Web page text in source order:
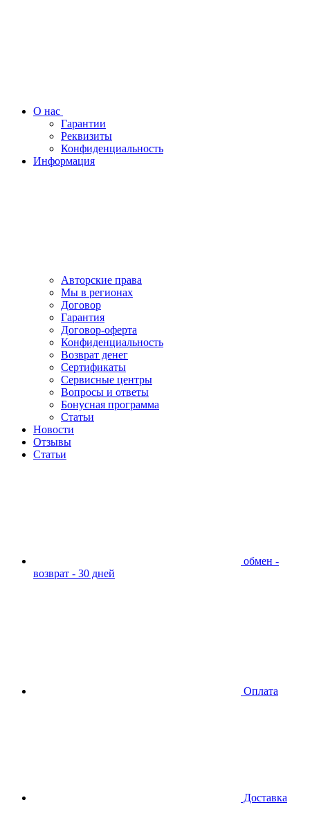
О нас
Гарантии
Реквизиты
Конфиденциальность
Информация
Авторские права
Мы в регионах
Договор
Гарантия
Договор-оферта
Конфиденциальность
Возврат денег
Сертификаты
Сервисные центры
Вопросы и ответы
Бонусная программа
Статьи
Новости
Отзывы
Статьи
обмен -
возврат - 30 дней
Оплата
Доставка